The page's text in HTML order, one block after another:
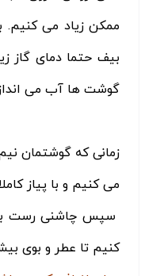
ممکن زیاد می کنیم.
بیف حتما دمای گاز
گوشت ها آب می
زمانی که گوشتمان
می کنیم و با پیاز
سپس چاشنی رست
کنیم تا عطر و بوی